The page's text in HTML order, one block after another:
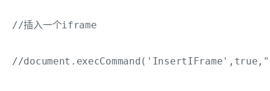
//插入一个iframe
//